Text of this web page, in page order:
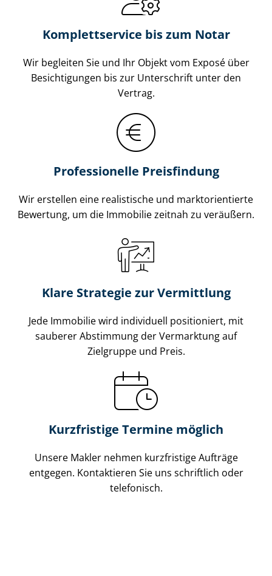
Komplettservice bis zum Notar
Wir begleiten Sie und Ihr Objekt vom Exposé über
Besichtigungen bis zur Unterschrift unter den
Vertrag.
Professionelle Preisfindung
Wir erstellen eine realistische und markt­ori­en­tier­te
Bewertung, um die Immobilie zeitnah zu veräußern.
Klare Strategie zur Vermittlung
Jede Immobilie wird individuell positioniert, mit
sauberer Abstimmung der Vermarktung auf
Zielgruppe und Preis.
Kurzfristige Termine möglich
Unsere Makler nehmen kurzfristige Aufträge
entgegen. Kontaktieren Sie uns schriftlich oder
telefonisch.